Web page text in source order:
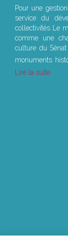
Pour une
service du
collectivités Le
comme une
culture du
monuments
Lire la suite